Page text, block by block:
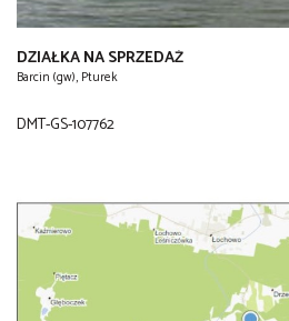
DZIAŁKA NA SPRZEDAŻ
Barcin (gw), Pturek
DMT-GS-107762